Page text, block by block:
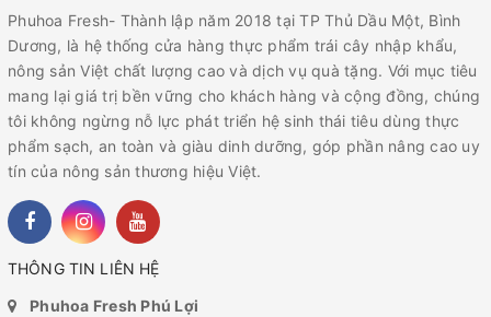
Phuhoa Fresh- Thành lập năm 2018 tại TP Thủ Dầu Một, Bình
Dương, là hệ thống cửa hàng thực phẩm trái cây nhập khẩu,
nông sản Việt chất lượng cao và dịch vụ quà tặng. Với mục tiêu
mang lại giá trị bền vững cho khách hàng và cộng đồng, chúng
tôi không ngừng nỗ lực phát triển hệ sinh thái tiêu dùng thực
phẩm sạch, an toàn và giàu dinh dưỡng, góp phần nâng cao uy
tín của nông sản thương hiệu Việt.
THÔNG TIN LIÊN HỆ
Phuhoa Fresh Phú Lợi